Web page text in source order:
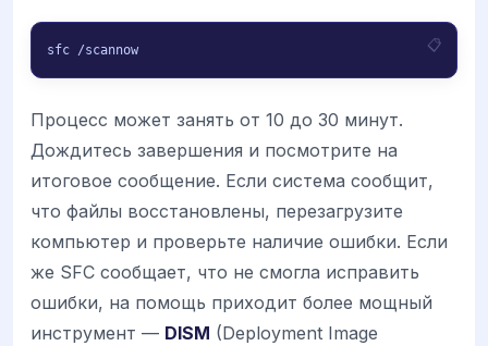
sfc /scannow
Процесс может занять от 10 до 30 минут.
Дождитесь завершения и посмотрите на
итоговое сообщение. Если система сообщит,
что файлы восстановлены, перезагрузите
компьютер и проверьте наличие ошибки. Если
же SFC сообщает, что не смогла исправить
ошибки, на помощь приходит более мощный
инструмент — DISM (Deployment Image